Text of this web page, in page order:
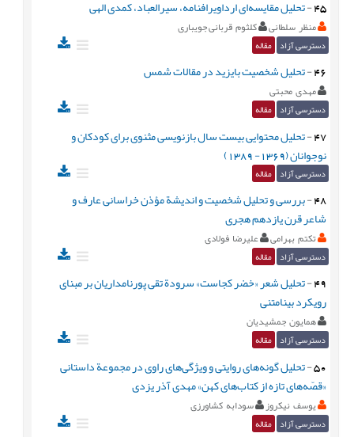
45
-تحلیل مقایسه‌ای ارداویرافنامه، سیرالعباد، کمدی الهی
منظر سلطانی کلثوم قربانی جویباری
دسترسی آزاد مقاله
46
-تحلیل شخصیت بایزید در مقالات شمس
مهدی محبتی
دسترسی آزاد مقاله
47
-تحلیل محتوایی بیست سال بازنویسی مثنوی برای کودکان و
نوجوانان (1369- 1389)
دسترسی آزاد مقاله
48
-بررسی و تحلیل شخصیت و اندیشة مؤذن خراسانی عارف و
شاعر قرن یازدهم هجری
تکتم بهرامی علیرضا فولادی
دسترسی آزاد مقاله
49
-تحلیل شعر «خضر کجاست» سرودة تقی پورنامداریان بر مبنای
رویکرد بینامتنی
همایون جمشیدیان
دسترسی آزاد مقاله
50
-تحلیل گونه‌های روایتی و ویژگی‌های راوی در مجموعة داستانی
«قصّه‌های تازه از کتاب‌های کهن» مهدی آذر یزدی
یوسف نیکروز سودابه کشاورزی
دسترسی آزاد مقاله